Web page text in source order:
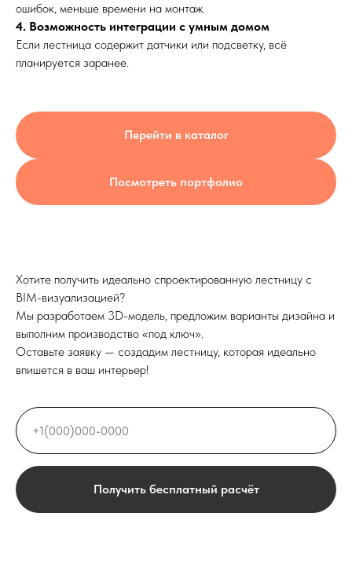
металлокаркасе
Москве
ошибок, меньше времени на монтаж.
4. Возможность интеграции с умным домом
Если лестница содержит датчики или подсветку, всё
планируется заранее.
Перейти в каталог
Посмотреть портфолио
Хотите получить идеально спроектированную лестницу с
BIM-визуализацией?
Мы разработаем 3D-модель, предложим варианты дизайна и
выполним производство «под ключ».
Оставьте заявку — создадим лестницу, которая идеально
впишется в ваш интерьер!
Получить бесплатный расчёт